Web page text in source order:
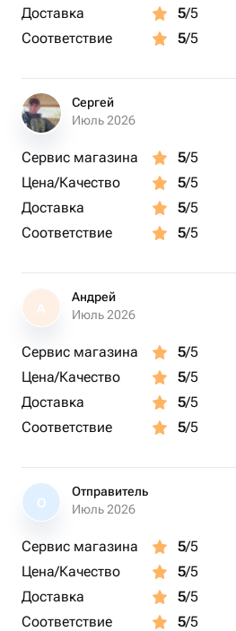
Доставка
5/5
Соответствие
5/5
Сергей
Июль 2026
Сервис магазина 5/5
Цена/Качество
5/5
Доставка
5/5
Соответствие
5/5
А
Андрей
Июль 2026
Сервис магазина 5/5
Цена/Качество
5/5
Доставка
5/5
Соответствие
5/5
О
Отправитель
Июль 2026
Сервис магазина 5/5
Цена/Качество
5/5
Доставка
5/5
Соответствие
5/5